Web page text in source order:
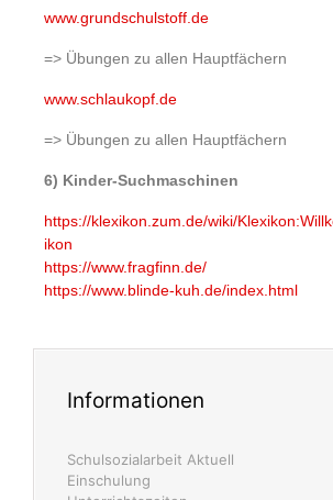
www.grundschulstoff.de
=> Übungen zu allen Hauptfächern
www.schlaukopf.de
=> Übungen zu allen Hauptfächern
6) Kinder-Suchmaschinen
https://klexikon.zum.de/wiki/
ikon
https://www.fragfinn.de/
https://www.blinde-kuh.de/index.html
Informationen
Schulsozialarbeit Aktuell
Einschulung